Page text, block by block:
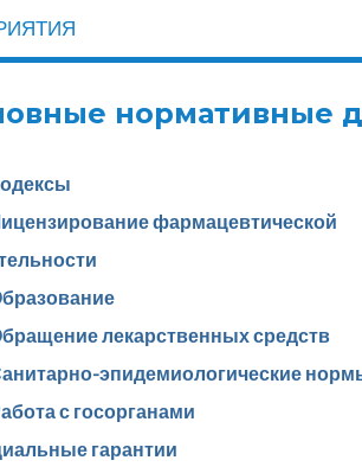
нормативные
фармацевтической
лекарственных средств
эпидемиологические
с госорганами
гарантии